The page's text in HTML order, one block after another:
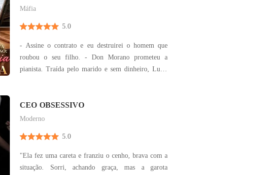
irmã, para
Perigosa
Máfia
5.0
- Assine o contrato e eu destruirei o homem que
roubou o seu filho. - Don Morano prometeu a
pianista. Traída pelo marido e sem dinheiro, Luísa
chefe da máfia cruzou o seu caminho com uma
proposta irrecusável e
CEO OBSESSIVO
Moderno
5.0
"Ela fez uma careta e franziu o cenho, brava com a
situação. Sorri, achando graça, mas a garota